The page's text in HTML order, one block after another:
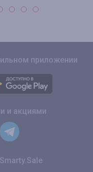
приложении
и акциями